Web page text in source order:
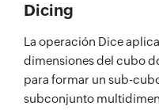
Dicing
La operación Dice
dimensiones del cubo
para formar un sub-
subconjunto